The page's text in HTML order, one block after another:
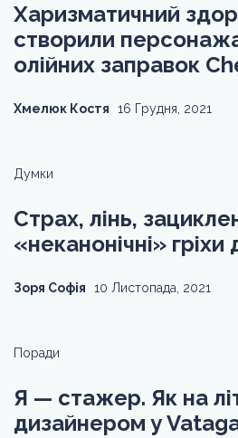
Харизматичний
створили
олійних заправок
Хмелюк Костя 16 Грудня, 2021
Думки
Страх, лінь,
«неканонічні»
Зоря Софія 10 Листопада, 2021
Поради
Я — стажер. Як на
дизайнером у